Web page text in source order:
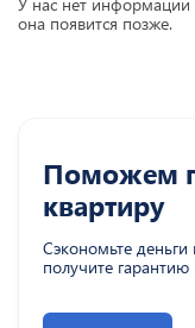
она появится позже.
Поможем
квартиру
Сэкономьте
получите